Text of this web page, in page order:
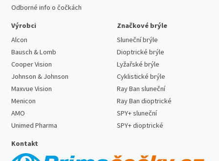
Odborné info o čočkách
Výrobci
Alcon
Bausch & Lomb
Cooper Vision
Johnson & Johnson
Maxvue Vision
Menicon
AMO
Unimed Pharma
Značkové brýle
Sluneční brýle
Dioptrické brýle
Lyžařské brýle
Cyklistické brýle
Ray Ban sluneční
Ray Ban dioptrické
SPY+ sluneční
SPY+ dioptrické
Kontakt